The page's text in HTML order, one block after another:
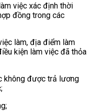
việc xác định thời
đồng trong các
làm, địa điểm làm
kiện làm việc đã thỏa
không được trả lương